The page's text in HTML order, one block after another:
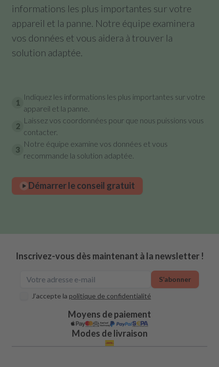
informations les plus importantes sur votre
appareil et la panne. Notre équipe examinera
vos données et vous aidera à trouver la
solution adaptée.
1
Indiquez les informations les plus importantes sur votre
appareil et la panne.
2
Laissez vos coordonnées pour que nous puissions vous
contacter.
3
Notre équipe examine vos données et vous
recommande la solution adaptée.
Démarrer le conseil gratuit
Inscrivez-vous dès maintenant à la newsletter !
J’accepte la politique de confidentialité
S’abonner
Moyens de paiement
Modes de livraison